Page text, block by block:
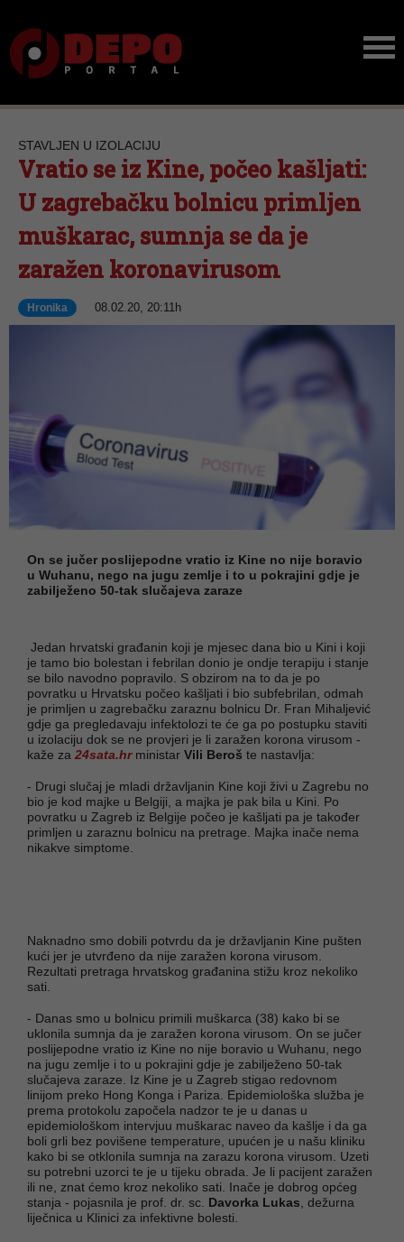
STAVLJEN U IZOLACIJU
Vratio se iz Kine, počeo kašljati:
U zagrebačku bolnicu primljen
muškarac, sumnja se da je
zaražen koronavirusom
Hronika 08.02.20, 20:11h
On se jučer poslijepodne vratio iz Kine no nije boravio
u Wuhanu, nego na jugu zemlje i to u pokrajini gdje je
zabilježeno 50-tak slučajeva zaraze
Jedan hrvatski građanin koji je mjesec dana bio u Kini i koji
je tamo bio bolestan i febrilan donio je ondje terapiju i stanje
se bilo navodno popravilo. S obzirom na to da je po
povratku u Hrvatsku počeo kašljati i bio subfebrilan, odmah
je primljen u zagrebačku zaraznu bolnicu Dr. Fran Mihaljević
gdje ga pregledavaju infektolozi te će ga po postupku staviti
u izolaciju dok se ne provjeri je li zaražen korona virusom -
kaže za 24sata.hrministar Vili Beroš te nastavlja:
- Drugi slučaj je mladi državljanin Kine koji živi u Zagrebu no
bio je kod majke u Belgiji, a majka je pak bila u Kini. Po
povratku u Zagreb iz Belgije počeo je kašljati pa je također
primljen u zaraznu bolnicu na pretrage. Majka inače nema
nikakve simptome.
Naknadno smo dobili potvrdu da je državljanin Kine pušten
kući jer je utvrđeno da nije zaražen korona virusom.
Rezultati pretraga hrvatskog građanina stižu kroz nekoliko
sati.
- Danas smo u bolnicu primili muškarca (38) kako bi se
uklonila sumnja da je zaražen korona virusom. On se jučer
poslijepodne vratio iz Kine no nije boravio u Wuhanu, nego
na jugu zemlje i to u pokrajini gdje je zabilježeno 50-tak
slučajeva zaraze. Iz Kine je u Zagreb stigao redovnom
linijom preko Hong Konga i Pariza. Epidemiološka služba je
prema protokolu započela nadzor te je u danas u
epidemiološkom intervjuu muškarac naveo da kašlje i da ga
boli grli bez povišene temperature, upućen je u našu kliniku
kako bi se otklonila sumnja na zarazu korona virusom. Uzeti
su potrebni uzorci te je u tijeku obrada. Je li pacijent zaražen
ili ne, znat ćemo kroz nekoliko sati. Inače je dobrog općeg
stanja - pojasnila je prof. dr. sc. Davorka Lukas , dežurna
liječnica u Klinici za infektivne bolesti.